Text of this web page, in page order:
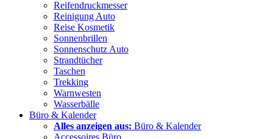
Reifendruckmesser
Reinigung Auto
Reise Kosmetik
Sonnenbrillen
Sonnenschutz Auto
Strandtücher
Taschen
Trekking
Warnwesten
Wasserbälle
Büro & Kalender
Alles anzeigen aus: Büro & Kalender
Accessoires Büro